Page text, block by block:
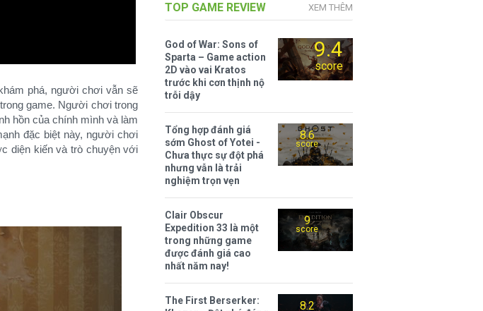
phá, người chơi vẫn sẽ
game. Người chơi trong
hồn của chính mình và làm
đặc biệt này, người chơi
diện kiến và trò chuyện với
TOP GAME REVIEW XEM THÊM
9.4
score
God of War: Sons of
Sparta – Game action
2D vào vai Kratos
trước khi cơn thịnh nộ
trỗi dậy
8.6
score
Tổng hợp đánh giá
sớm Ghost of Yotei -
Chưa thực sự đột phá
nhưng vẫn là trải
nghiệm trọn vẹn
9
score
Clair Obscur
Expedition 33 là một
trong những game
được đánh giá cao
nhất năm nay!
8.2
The First Berserker: